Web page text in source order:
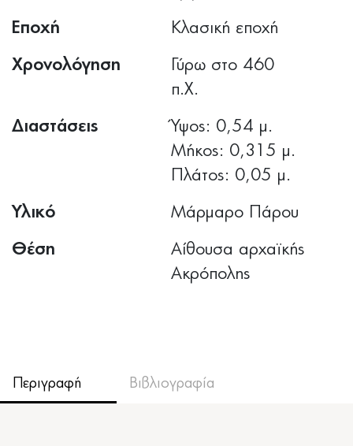
Εποχή Κλασική εποχή
Χρονολόγηση
Γύρω στο 460
π.Χ.
Διαστάσεις
Ύψος: 0,54 μ.
Μήκος: 0,315 μ.
Πλάτος: 0,05 μ.
Υλικό Μάρμαρο Πάρου
Θέση
Αίθουσα αρχαϊκής
Ακρόπολης
Περιγραφή Βιβλιογραφία